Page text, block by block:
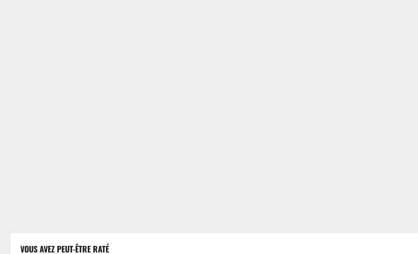
VOUS AVEZ PEUT-ÊTRE RATÉ